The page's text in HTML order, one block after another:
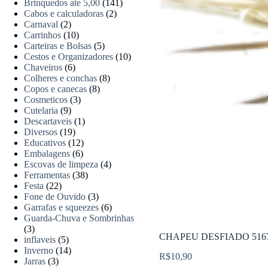
CHAPEU DESFIADO
R$10,90
Brinquedos ate 5,00 (141)
Cabos e calculadoras (2)
Carnaval (2)
Carrinhos (10)
Carteiras e Bolsas (5)
Cestos e Organizadores (10)
Chaveiros (6)
Colheres e conchas (8)
Copos e canecas (8)
Cosmeticos (3)
Cutelaria (9)
Descartaveis (1)
Diversos (19)
Educativos (12)
Embalagens (6)
Escovas de limpeza (4)
Ferramentas (38)
Festa (22)
Fone de Ouvido (3)
Garrafas e squeezes (6)
Guarda-Chuva e Sombrinhas
(3)
inflaveis (5)
Inverno (14)
Jarras (3)